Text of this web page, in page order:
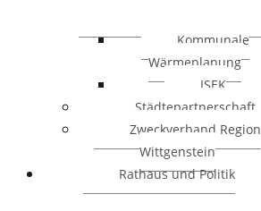
Kommunale
Wärmeplanung
ISEK
Städtepartnerschaft
Zweckverband Region
Wittgenstein
Rathaus und Politik